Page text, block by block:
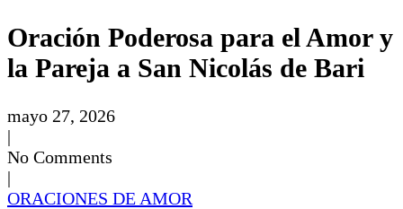
Oración Poderosa para el Amor y
la Pareja a San Nicolás de Bari
mayo 27, 2026
|
No Comments
|
ORACIONES DE AMOR